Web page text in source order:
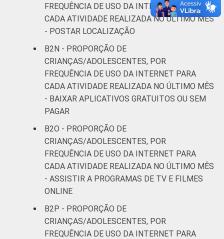
FREQUÊNCIA DE USO DA INTERNET PARA
CADA ATIVIDADE REALIZADA NO ÚLTIMO MÊS
- POSTAR LOCALIZAÇÃO
B2N - PROPORÇÃO DE
CRIANÇAS/ADOLESCENTES, POR
FREQUÊNCIA DE USO DA INTERNET PARA
CADA ATIVIDADE REALIZADA NO ÚLTIMO MÊS
- BAIXAR APLICATIVOS GRATUITOS OU SEM
PAGAR
B2O - PROPORÇÃO DE
CRIANÇAS/ADOLESCENTES, POR
FREQUÊNCIA DE USO DA INTERNET PARA
CADA ATIVIDADE REALIZADA NO ÚLTIMO MÊS
- ASSISTIR A PROGRAMAS DE TV E FILMES
ONLINE
B2P - PROPORÇÃO DE
CRIANÇAS/ADOLESCENTES, POR
FREQUÊNCIA DE USO DA INTERNET PARA